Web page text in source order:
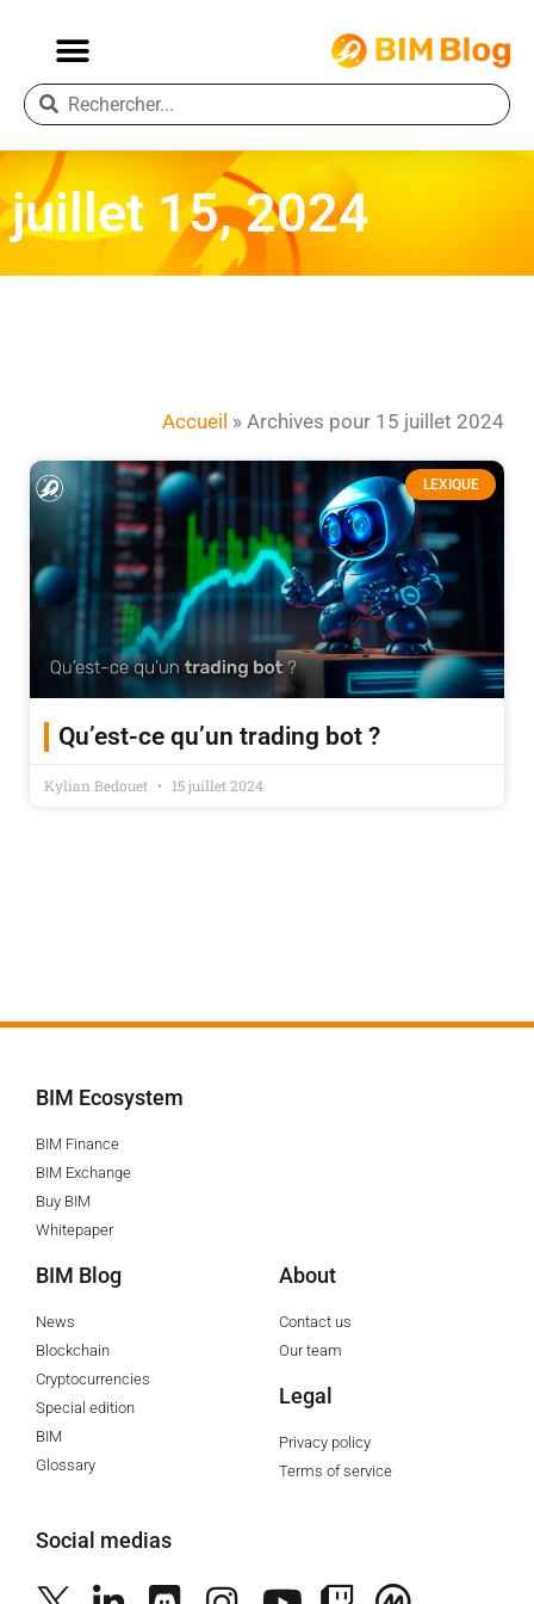
juillet 15, 2024
Accueil » Archives pour 15 juillet 2024
LEXIQUE
Qu’est-ce qu’un trading bot ?
Kylian Bedouet 15 juillet 2024
BIM Ecosystem
BIM Finance
BIM Exchange
Buy BIM
Whitepaper
BIM Blog
News
Blockchain
Cryptocurrencies
Special edition
BIM
Glossary
About
Contact us
Our team
Legal
Privacy policy
Terms of service
Social medias